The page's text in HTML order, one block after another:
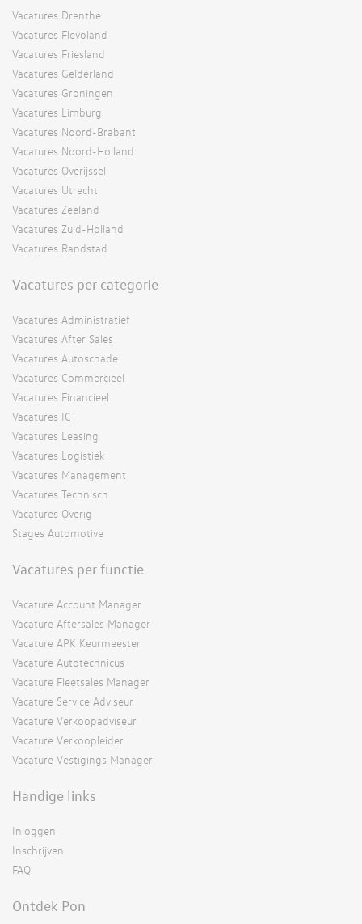
Vacatures Drenthe
Vacatures Flevoland
Vacatures Friesland
Vacatures Gelderland
Vacatures Groningen
Vacatures Limburg
Vacatures Noord-Brabant
Vacatures Noord-Holland
Vacatures Overijssel
Vacatures Utrecht
Vacatures Zeeland
Vacatures Zuid-Holland
Vacatures Randstad
Vacatures per categorie
Vacatures Administratief
Vacatures After Sales
Vacatures Autoschade
Vacatures Commercieel
Vacatures Financieel
Vacatures ICT
Vacatures Leasing
Vacatures Logistiek
Vacatures Management
Vacatures Technisch
Vacatures Overig
Stages Automotive
Vacatures per functie
Vacature Account Manager
Vacature Aftersales Manager
Vacature APK Keurmeester
Vacature Autotechnicus
Vacature Fleetsales Manager
Vacature Service Adviseur
Vacature Verkoopadviseur
Vacature Verkoopleider
Vacature Vestigings Manager
Handige links
Inloggen
Inschrijven
FAQ
Ontdek Pon